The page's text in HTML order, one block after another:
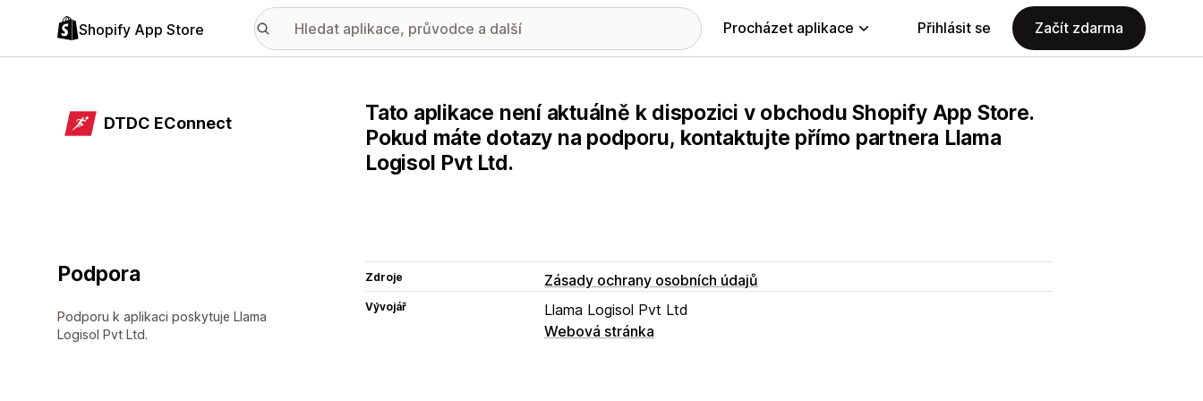
Shopify App Store Procházet aplikace Přihlásit se Začít zdarma
DTDC EConnect
Tato aplikace není aktuálně k dispozici v obchodu Shopify App Store.
Pokud máte dotazy na podporu, kontaktujte přímo partnera Llama
Logisol Pvt Ltd.
Podpora
Podporu k aplikaci poskytuje Llama
Logisol Pvt Ltd.
Zdroje Zásady ochrany osobních údajů
Vývojář
Llama Logisol Pvt Ltd
Webová stránka